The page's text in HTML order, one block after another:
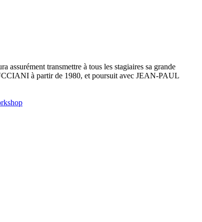
assurément transmettre à tous les stagiaires sa grande
à partir de 1980, et poursuit avec JEAN-PAUL